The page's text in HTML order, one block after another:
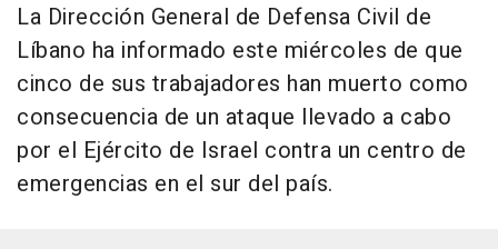
La Dirección General de Defensa Civil de
Líbano ha informado este miércoles de que
cinco de sus trabajadores han muerto como
consecuencia de un ataque llevado a cabo
por el Ejército de Israel contra un centro de
emergencias en el sur del país.